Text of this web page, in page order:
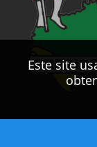
Este site